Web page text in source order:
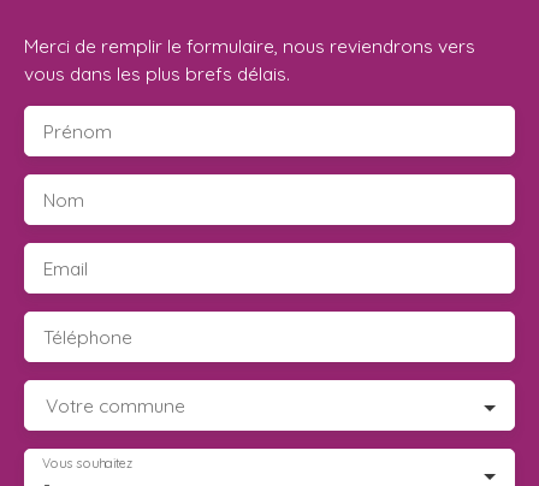
Merci de remplir le formulaire, nous reviendrons vers
vous dans les plus brefs délais.
Prénom
Nom
Email
Téléphone
Votre commune
Vous souhaitez